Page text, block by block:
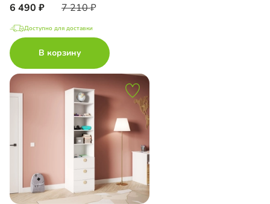
6 490 7 210
Доступно для доставки
В корзину